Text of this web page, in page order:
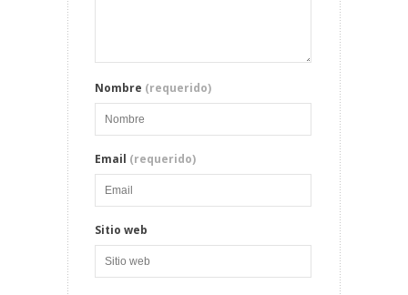
Nombre (requerido)
Email (requerido)
Sitio web